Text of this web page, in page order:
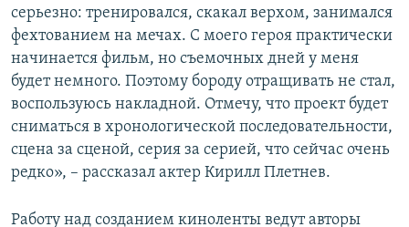
серьезно: тренировался, скакал верхом, занимался
фехтованием на мечах. С моего героя практически
начинается фильм, но съемочных дней у меня
будет немного. Поэтому бороду отращивать не стал,
воспользуюсь накладной. Отмечу, что проект будет
сниматься в хронологической последовательности,
сцена за сценой, серия за серией, что сейчас очень
редко», – рассказал актер Кирилл Плетнев.
Работу над созданием киноленты ведут авторы